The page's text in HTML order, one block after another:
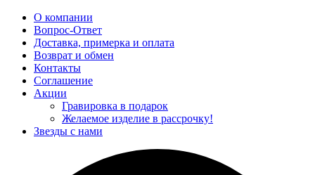
О компании
Вопрос-Ответ
Доставка, примерка и оплата
Возврат и обмен
Контакты
Соглашение
Акции
Гравировка в подарок
Желаемое изделие в рассрочку!
Звезды с нами